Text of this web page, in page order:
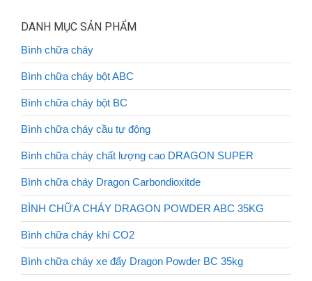
DANH MỤC SẢN PHẨM
Bình chữa cháy
Bình chữa cháy bột ABC
Bình chữa cháy bột BC
Bình chữa cháy cầu tự động
Bình chữa cháy chất lượng cao DRAGON SUPER
Bình chữa cháy Dragon Carbondioxitde
BÌNH CHỮA CHÁY DRAGON POWDER ABC 35KG
Bình chữa cháy khí CO2
Bình chữa cháy xe đẩy Dragon Powder BC 35kg